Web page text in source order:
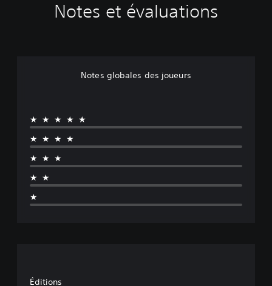
Notes et évaluations
Notes globales des joueurs
★★★★★
★★★★
★★★
★★
★
Éditions